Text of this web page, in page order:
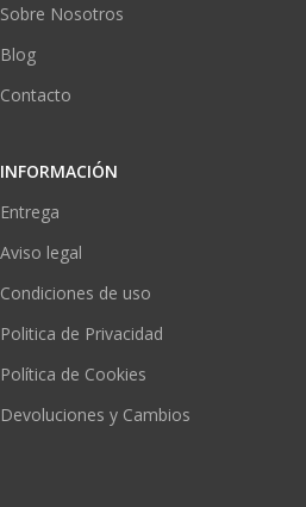
Sobre Nosotros
Blog
Contacto
INFORMACIÓN
Entrega
Aviso legal
Condiciones de uso
Politica de Privacidad
Política de Cookies
Devoluciones y Cambios